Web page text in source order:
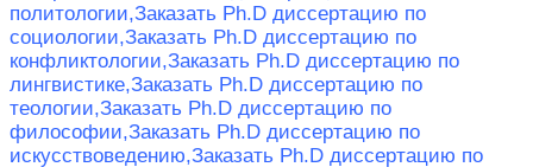
политологии,Заказать Ph.D диссертацию по
социологии,Заказать Ph.D диссертацию по
конфликтологии,Заказать Ph.D диссертацию по
лингвистике,Заказать Ph.D диссертацию по
теологии,Заказать Ph.D диссертацию по
философии,Заказать Ph.D диссертацию по
искусствоведению,Заказать Ph.D диссертацию по